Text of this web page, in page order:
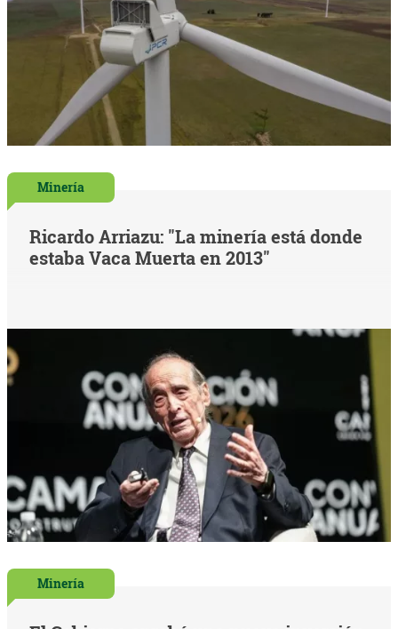
Minería
Ricardo Arriazu: "La minería está donde
estaba Vaca Muerta en 2013"
Minería